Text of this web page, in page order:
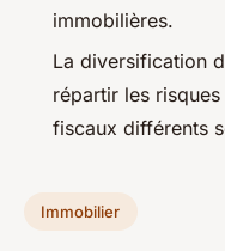
immobilières.
La diversification
répartir les
fiscaux différents
Immobilier